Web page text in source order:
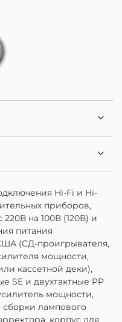
Hi-Fi и Hi-
приборов,
на 100В (120В) и
питания
(СД-проигрывателя,
мощности,
кассетной деки),
SE и двухтактные PP
мощности,
сборки лампового
корпус для